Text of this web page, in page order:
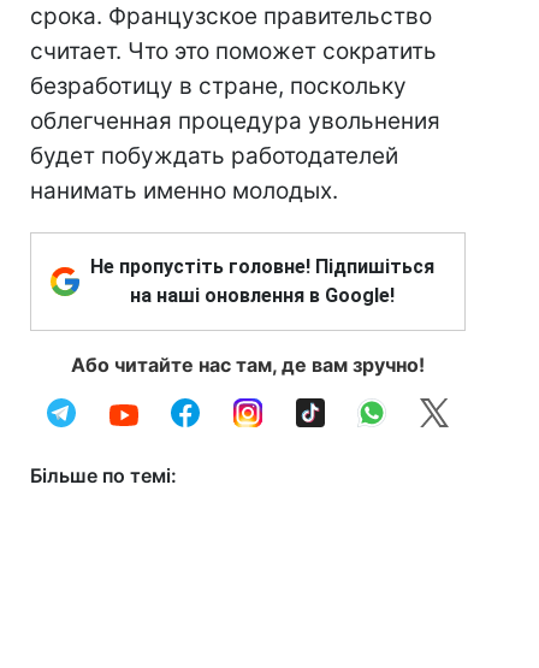
срока. Французское правительство
считает. Что это поможет сократить
безработицу в стране, поскольку
облегченная процедура увольнения
будет побуждать работодателей
нанимать именно молодых.
Не пропустіть головне! Підпишіться
на наші оновлення в Google!
Або читайте нас там, де вам зручно!
Більше по темі: